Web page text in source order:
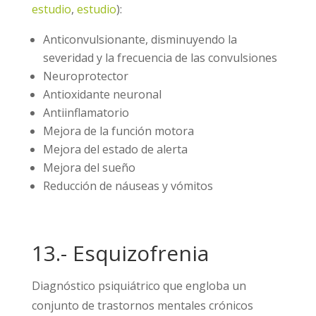
estudio, estudio):
Anticonvulsionante, disminuyendo la
severidad y la frecuencia de las convulsiones
Neuroprotector
Antioxidante neuronal
Antiinflamatorio
Mejora de la función motora
Mejora del estado de alerta
Mejora del sueño
Reducción de náuseas y vómitos
13.- Esquizofrenia
Diagnóstico psiquiátrico que engloba un
conjunto de trastornos mentales crónicos